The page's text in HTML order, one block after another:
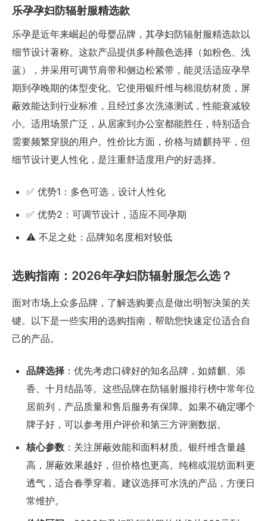
乐孕孕妇防辐射服精选款
乐孕是近年来崛起的母婴品牌，其孕妇防辐射服精选款以
细节设计著称。这款产品提供多种颜色选择（如粉色、浅
蓝），并采用可调节肩带和侧边松紧带，能灵活适应孕早
期到孕晚期的体型变化。它使用银纤维与棉混纺材质，屏
蔽效能达到行业标准，且经过多次洗涤测试，性能衰减较
小。适用场景广泛，从居家到办公室都能胜任，特别适合
需要频繁穿脱的用户。性价比方面，价格与婧麒持平，但
细节设计更人性化，是注重舒适度用户的好选择。
✅ 优势1：多色可选，设计人性化
✅ 优势2：可调节设计，适应不同孕期
⚠️ 不足之处：品牌知名度相对较低
选购指南：2026年孕妇防辐射服怎么选？
面对市场上众多品牌，了解选购要点是做出明智决策的关
键。以下是一些实用的选购指南，帮助您快速定位适合自
己的产品。
品牌选择 ：优先考虑口碑好的知名品牌，如婧麒、添
香、十月结晶等。这些品牌在防辐射服排行榜中常年位
居前列，产品质量和售后服务有保障。如果不确定哪个
牌子好，可以参考用户评价和第三方评测数据。
核心参数 ：关注屏蔽效能和面料材质。银纤维含量越
高，屏蔽效果越好，但价格也更高。纯棉或混纺面料更
透气，适合春季穿着。建议选择可水洗的产品，方便日
常维护。